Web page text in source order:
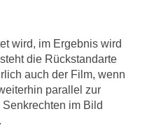
wird, im Ergebnis wird
die Rückstandarte
auch der Film, wenn
parallel zur
im Bild